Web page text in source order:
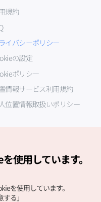
規約
イバシーポリシー
の設定
ポリシー
情報サービス利用規約
位置情報取扱いポリシー
使用しています。
を使用しています。
る」